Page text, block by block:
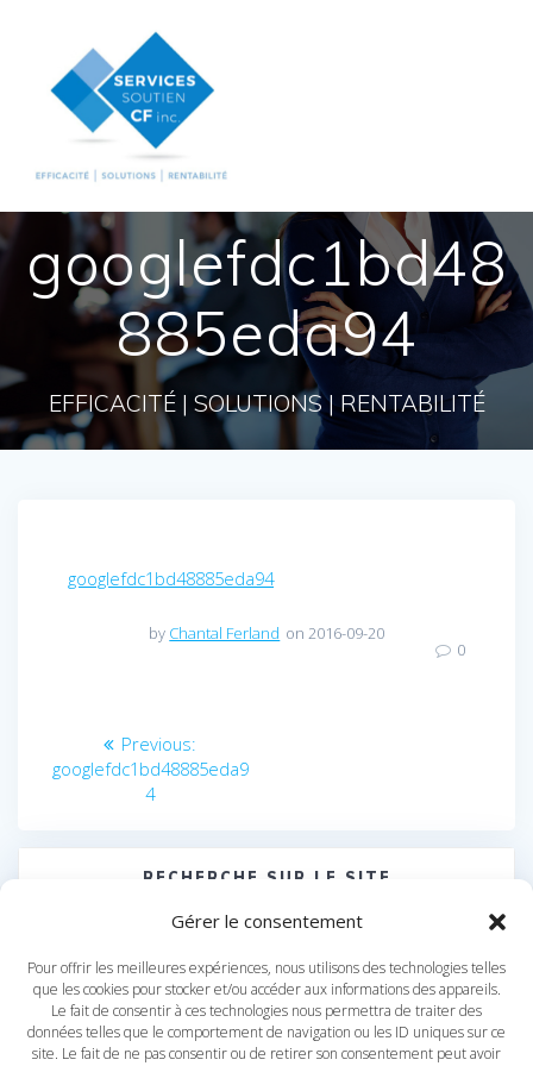
Gérer le consentement
Pour offrir les meilleures expériences, nous utilisons des technologies telles
que les cookies pour stocker et/ou accéder aux informations des appareils.
Le fait de consentir à ces technologies nous permettra de traiter des
données telles que le comportement de navigation ou les ID uniques sur ce
site. Le fait de ne pas consentir ou de retirer son consentement peut avoir
googlefdc1bd48
885eda94
EFFICACITÉ | SOLUTIONS | RENTABILITÉ
googlefdc1bd48885eda94
by Chantal Ferland on 2016-09-20
0
Navigation
de
Previous:
post:
googlefdc1bd48885eda9
4
RECHERCHE SUR LE SITE
Search